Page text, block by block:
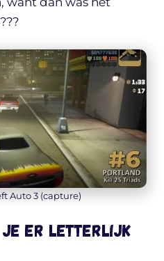
Auto 3 (capture)
je er letterlijk